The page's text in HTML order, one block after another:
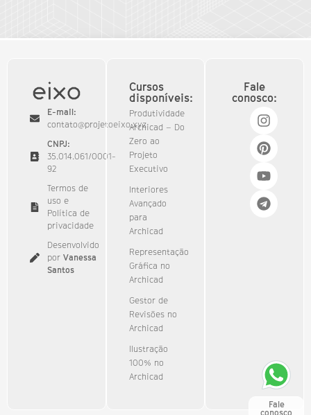
Fale
conosco
E-mail:
contato@projetoeixo.xyz
CNPJ:
35.014.061/0001-
92​
Termos de
uso e
Política de
privacidade
Desenvolvido
por Vanessa
Santos
Cursos
disponíveis:
Produtividade
Archicad – Do
Zero ao
Projeto
Executivo
Interiores
Avançado
para
Archicad
Representação
Gráfica no
Archicad
Gestor de
Revisões no
Archicad
Ilustração
100% no
Archicad
Fale
conosco: